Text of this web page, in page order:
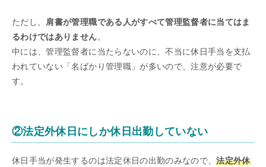
ただし、 肩書が管理職である人がすべて管理監督者に当てはま
るわけではありません。
中には、管理監督者に当たらないのに、不当に休日手当を支払
われていない「名ばかり管理職」が多いので、注意が必要で
す。
②法定外休日にしか休日出勤していない
休日手当が発生するのは法定休日の出勤のみなので、法定外休